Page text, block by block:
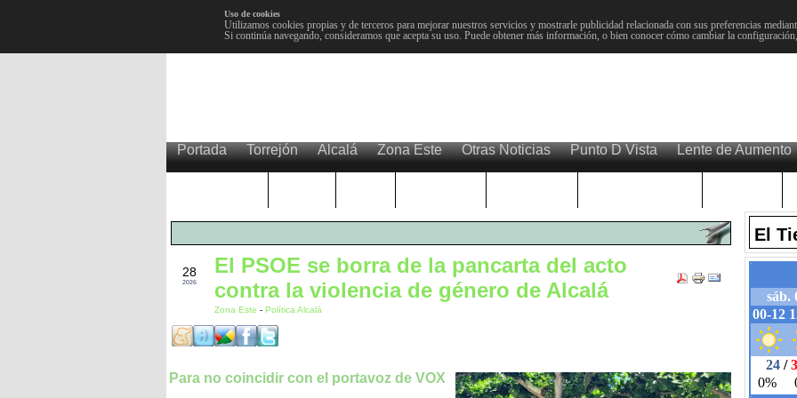
Uso de cookies
Utilizamos cookies propias y de terceros para mejorar nuestros servicios y mostrarle publicidad relacionada con sus preferencias
Si continúa navegando, consideramos que acepta su uso. Puede obtener más información, o bien conocer cómo cambiar la
Portada Torrejón Alcalá Zona Este Otras Noticias Punto D Vista Lente de Aumento
28
2026
El PSOE se borra de la pancarta del acto
contra la violencia de género de Alcalá
Zona Este - Política Alcalá
Para no coincidir con el portavoz de VOX
El